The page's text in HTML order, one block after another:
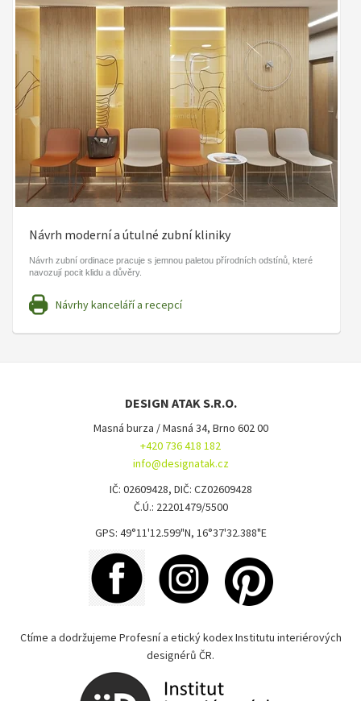
Návrh moderní a útulné zubní kliniky
Návrh zubní ordinace pracuje s jemnou paletou přírodních odstínů, které
navozují pocit klidu a důvěry.
Návrhy kanceláří a recepcí
DESIGN ATAK S.R.O.
Masná burza / Masná 34, Brno 602 00
+420 736 418 182
info@designatak.cz
IČ: 02609428, DIČ: CZ02609428
Č.Ú.: 22201479/5500
GPS: 49°11'12.599"N, 16°37'32.388"E
Ctíme a dodržujeme Profesní a etický kodex Institutu interiérových
designérů ČR.